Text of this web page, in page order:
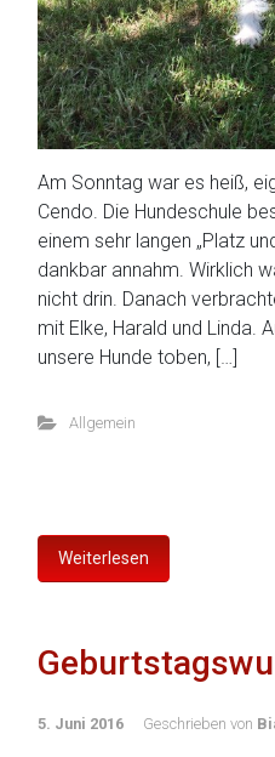
Am Sonntag war es heiß,
Cendo. Die Hundeschule
einem sehr langen „Platz
dankbar annahm. Wirklich
nicht drin. Danach
mit Elke, Harald und Linda.
unsere Hunde toben, […]
Allgemein
Weiterlesen
5. Juni 2016 Geschrieben von